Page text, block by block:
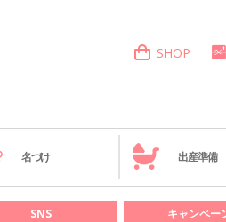
SHOP
名づけ 出産準備
SNS キャンペー